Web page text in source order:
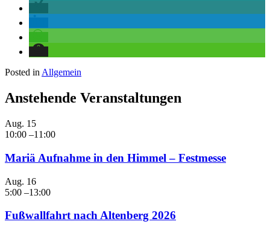
Posted in Allgemein
Anstehende Veranstaltungen
Aug. 15
10:00 –11:00
Mariä Aufnahme in den Himmel – Festmesse
Aug. 16
5:00 –13:00
Fußwallfahrt nach Altenberg 2026